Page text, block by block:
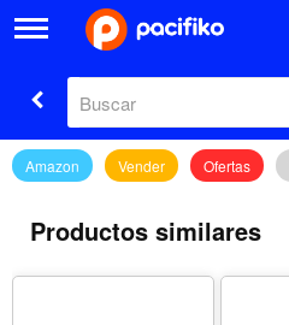
Amazon Vender Ofertas
Productos similares